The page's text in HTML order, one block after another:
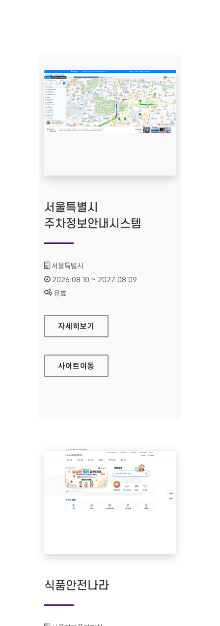
서울특별시
주차정보안내시스템
기관명 :
서울특별시
인증기간 :
2026.08.10 ~ 2027.08.09
상태 :
유효
서울특별시 주차정보안내시스템
자세히보기
사이트이동
식품안전나라